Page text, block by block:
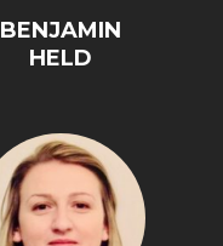
BENJAMIN
HELD